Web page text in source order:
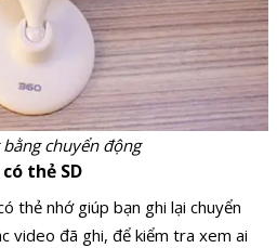
chuyển động
thẻ SD
thẻ nhớ giúp bạn ghi lại chuyển
video đã ghi, để kiểm tra xem ai